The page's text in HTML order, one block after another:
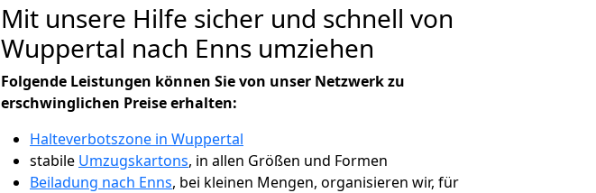
Mit unsere Hilfe sicher und schnell von
Wuppertal nach Enns umziehen
Folgende Leistungen können Sie von unser Netzwerk zu
erschwinglichen Preise erhalten:
Halteverbotszone in Wuppertal
stabile Umzugskartons, in allen Größen und Formen
Beiladung nach Enns, bei kleinen Mengen, organisieren wir, für